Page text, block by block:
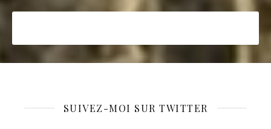
SUIVEZ-MOI SUR TWITTER